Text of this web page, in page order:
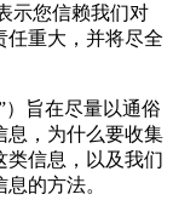
示您信赖我们对
任重大，并将尽全
旨在尽量以通俗
息，为什么要收集
类信息，以及我们
的方法。